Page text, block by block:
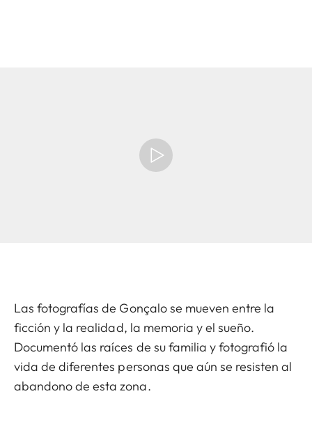
Las fotografías de Gonçalo se mueven entre la
ficción y la realidad, la memoria y el sueño.
Documentó las raíces de su familia y fotografió la
vida de diferentes personas que aún se resisten al
abandono de esta zona.